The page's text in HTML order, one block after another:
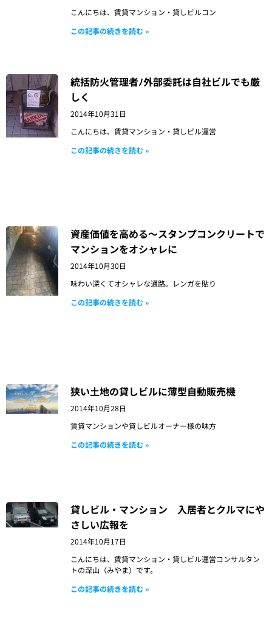
こんにちは、賃貸マンション・貸しビルコン
この記事の続きを読む »
統括防火管理者ﾉ外部委託は自社ビルでも厳
しく
2014年10月31日
こんにちは、賃貸マンション・貸しビル運営
この記事の続きを読む »
資産価値を高める～スタンプコンクリートで
マンションをオシャレに
2014年10月30日
味わい深くてオシャレな通路。レンガを貼り
この記事の続きを読む »
狭い土地の貸しビルに薄型自動販売機
2014年10月28日
賃貸マンションや貸しビルオーナー様の味方
この記事の続きを読む »
貸しビル・マンション 入居者とクルマにや
さしい広報を
2014年10月17日
こんにちは、賃貸マンション・貸しビル運営コンサルタン
トの深山（みやま）です。
この記事の続きを読む »